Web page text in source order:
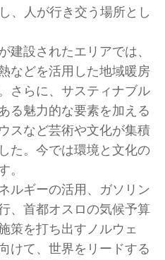
、人が行き交う場所とし
建設されたエリアでは、
などを活用した地域暖房
さらに、サスティナブル
る魅力的な要素を加える
スなど芸術や文化が集積
た。今では環境と文化の
。
ルギーの活用、ガソリン
、首都オスロの気候予算
策を打ち出すノルウェ
けて、世界をリードする